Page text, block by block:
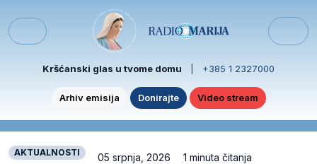
Menu
Kršćanski glas u tvome domu +385 1 2327000
Arhiv emisija Donirajte Video stream
AKTUALNOSTI 05 srpnja, 2026 1 minuta čitanja